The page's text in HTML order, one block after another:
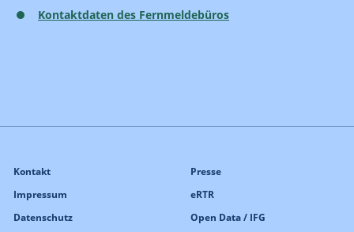
Kontaktdaten des Fernmeldebüros
Kontakt
Impressum
Datenschutz
Presse
eRTR
Open Data / IFG